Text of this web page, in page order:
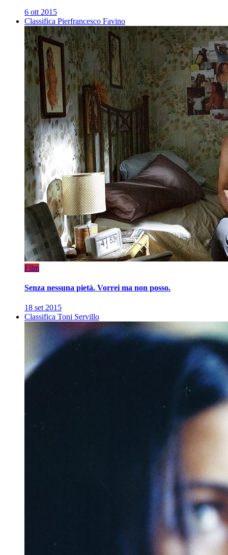
6 ott 2015
Classifica Pierfrancesco Favino
Film
Senza nessuna pietà. Vorrei ma non posso.
18 set 2015
Classifica Toni Servillo